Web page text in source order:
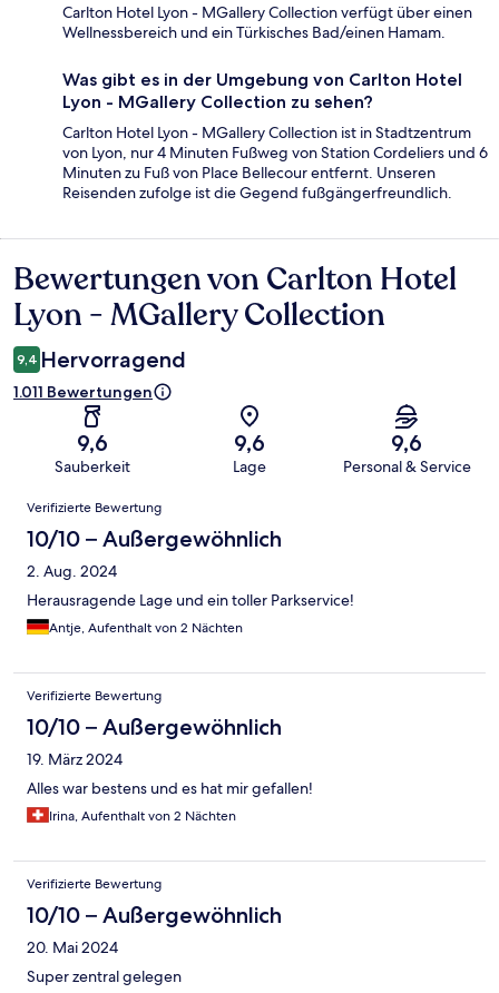
Carlton Hotel Lyon - MGallery Collection verfügt über einen
Wellnessbereich und ein Türkisches Bad/einen Hamam.
Was gibt es in der Umgebung von Carlton Hotel
Lyon - MGallery Collection zu sehen?
Carlton Hotel Lyon - MGallery Collection ist in Stadtzentrum
von Lyon, nur 4 Minuten Fußweg von Station Cordeliers und 6
Minuten zu Fuß von Place Bellecour entfernt. Unseren
Reisenden zufolge ist die Gegend fußgängerfreundlich.
Bewertungen
Bewertungen von Carlton Hotel
Lyon - MGallery Collection
9,4 Hervorragend
1.011 Bewertungen
9,6
Sauberkeit
9,6
Lage
9,6
Personal & Service
Bewertungen
Verifizierte Bewertung
10/10 – Außergewöhnlich
2. Aug. 2024
Herausragende Lage und ein toller Parkservice!
Antje, Aufenthalt von 2 Nächten
Verifizierte Bewertung
10/10 – Außergewöhnlich
19. März 2024
Alles war bestens und es hat mir gefallen!
Irina, Aufenthalt von 2 Nächten
Verifizierte Bewertung
10/10 – Außergewöhnlich
20. Mai 2024
Super zentral gelegen